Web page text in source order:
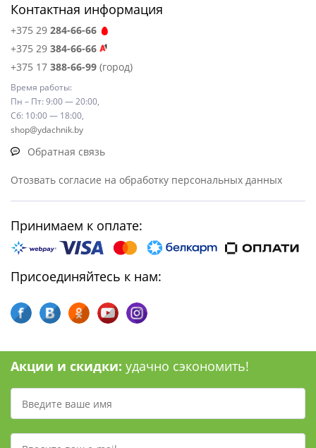
Контактная информация
+375 29 284-66-66
+375 29 384-66-66
+375 17 388-66-99 (город)
Время работы:
Пн – Пт: 9:00 — 20:00,
Сб: 10:00 — 18:00,
shop@ydachnik.by
Обратная связь
Отозвать согласие на обработку персональных данных
Принимаем к оплате:
Присоединяйтесь к нам:
Акции и скидки: удачно сэкономить!